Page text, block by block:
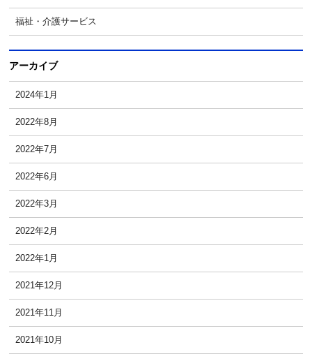
福祉・介護サービス
アーカイブ
2024年1月
2022年8月
2022年7月
2022年6月
2022年3月
2022年2月
2022年1月
2021年12月
2021年11月
2021年10月